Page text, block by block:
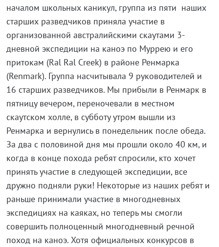
началом школьных каникул, группа из пяти наших
старших разведчиков приняла участие в
организованной австралийскими скаутами 3-
дневной экспедиции на каноэ по Муррею и его
притокам (Ral Ral Creek) в районе Ренмарка
(Renmark). Группа насчитывала 9 руководителей и
16 старших разведчиков. Мы прибыли в Ренмарк в
пятницу вечером, переночевали в местном
скаутском холле, в субботу утром вышли из
Ренмарка и вернулись в понедельник после обеда.
За два с половиной дня мы прошли около 40 км, и
когда в конце похода ребят спросили, кто хочет
принять участие в следующей экспедиции, все
дружно подняли руки! Некоторые из наших ребят и
раньше принимали участие в многодневных
экспедициях на каяках, но теперь мы смогли
совершить полноценный многодневный речной
поход на каноэ. Хотя официальных конкурсов в